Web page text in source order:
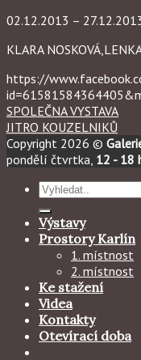
02.12.2013 –
KLARA
https://
SPOLEČNA VYSTAVA
JITRO KOUZELNIKŮ
Copyright 2026 ©
pondělí čtvrtka, 12 - 18
Hledat:
Výstavy
Prostory Karlín
1. místnost
2. místnost
Ke stažení
Videa
Kontakty
Otevírací doba